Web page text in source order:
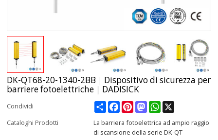
DK-QT68-20-1340-2BB｜Dispositivo di sicurezza per
barriere fotoelettriche｜DADISICK
Condividi ShareFacebookPinterestMastodonWhatsApp
Cataloghi Prodotti
La barriera fotoelettrica ad ampio raggio
di scansione della serie DK-QT